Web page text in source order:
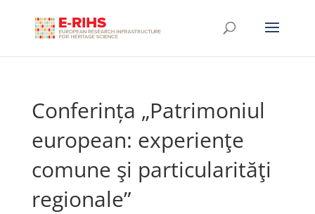
Conferința „Patrimoniul
european: experienţe
comune şi particularităţi
regionale”